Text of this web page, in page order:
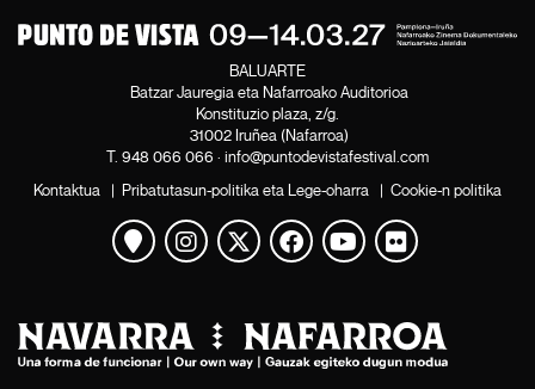
BALUARTE
Batzar Jauregia eta Nafarroako Auditorioa
Konstituzio plaza, z/g.
31002 Iruñea (Nafarroa)
T. 948 066 066 · info@puntodevistafestival.com
Kontaktua | Pribatutasun-politika eta Lege-oharra | Cookie-n politika
Mapa ikusi
Instagram
Twitter
Facebook
Youtube
Flickr